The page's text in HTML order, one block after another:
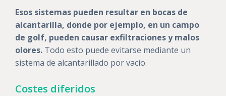
Esos sistemas pueden resultar en bocas de
alcantarilla, donde por ejemplo, en un campo
de golf, pueden causar exfiltraciones y malos
olores. Todo esto puede evitarse mediante un
sistema de alcantarillado por vacío.
Costes diferidos